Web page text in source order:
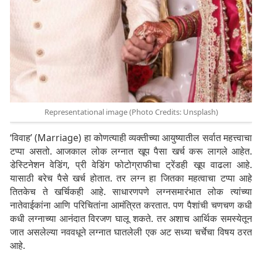
Representational image (Photo Credits: Unsplash)
‘विवाह’ (Marriage) हा कोणत्याही व्यक्तीच्या आयुष्यातील सर्वात महत्त्वाचा
टप्पा असतो. आजकाल लोक लग्नात खूप पैसा खर्च करू लागले आहेत.
डेस्टिनेशन वेडिंग, प्री वेडिंग फोटोग्राफीचा ट्रेंडही खूप वाढला आहे.
यासाठी बरेच पैसे खर्च होतात. तर लग्न हा जितका महत्वाचा टप्पा आहे
तितकेच ते खर्चिकही आहे. साधारणपणे लग्नसमारंभात लोक त्यांच्या
नातेवाईकांना आणि परिचितांना आमंत्रित करतात. पण पैशांची चणचण कधी
कधी लग्नाच्या आनंदात विरजण घालू शकते. तर अशाच आर्थिक समस्येतून
जात असलेल्या नववधूने लग्नात घातलेली एक अट सध्या चर्चेचा विषय ठरत
आहे.